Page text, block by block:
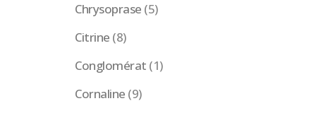
Chrysoprase (5)
Citrine (8)
Conglomérat (1)
Cornaline (9)